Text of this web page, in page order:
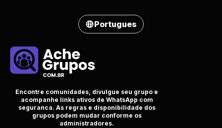
Portugues
Encontre comunidades, divulgue seu grupo e
acompanhe links ativos de WhatsApp com
seguranca. As regras e disponibilidade dos
grupos podem mudar conforme os
administradores.